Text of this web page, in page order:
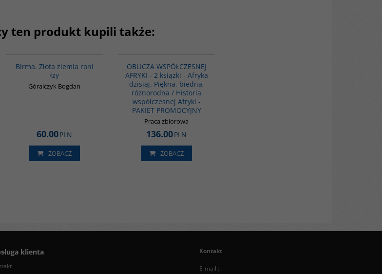
ten produkt kupili także:
Birma. Złota ziemia roni
łzy
Góralczyk Bogdan
60.00PLN
ZOBACZ
OBLICZA WSPÓŁCZESNEJ
AFRYKI - 2 książki - Afryka
dzisiaj. Piękna, biedna,
różnorodna / Historia
współczesnej Afryki -
PAKIET PROMOCYJNY
Praca zbiorowa
136.00PLN
ZOBACZ
klienta Kontakt
E-mail :